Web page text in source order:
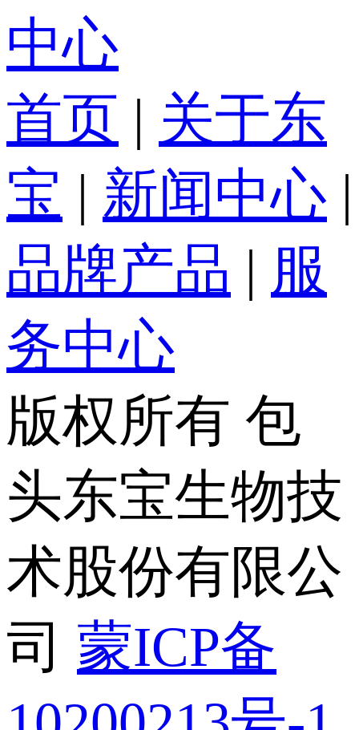
中心
首页 | 关于东
宝 | 新闻中心 |
品牌产品 | 服
务中心
版权所有 包
头东宝生物技
术股份有限公
司 蒙ICP备